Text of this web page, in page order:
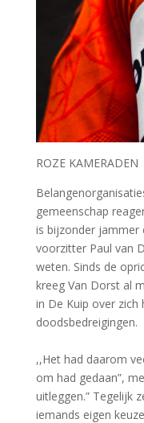
ROZE KAMERADEN
gemeenschap
is bijzonder jammer
voorzitter Paul van
weten. Sinds de
kreeg Van Dorst al
in De Kuip over zich
doodsbedreigingen.
,,Het had daarom
om had gedaan”,
uitleggen.” Tegelijk
iemands eigen